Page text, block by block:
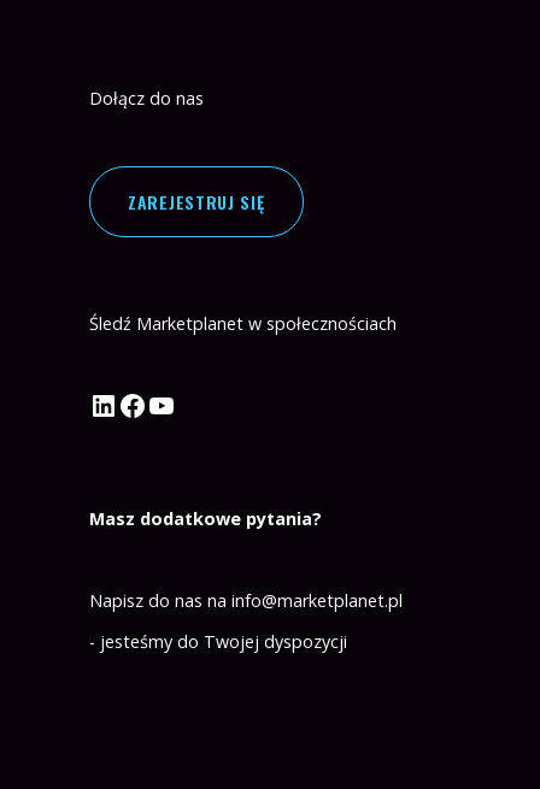
Dołącz do nas
ZAREJESTRUJ SIĘ
Śledź Marketplanet w społecznościach
Profil Marketplanet na LinkedIn
Profil Marketplanet na Facebook
Kanał Marketplanet na YouTube
Masz dodatkowe pytania?
Napisz do nas na info@marketplanet.pl
- jesteśmy do Twojej dyspozycji